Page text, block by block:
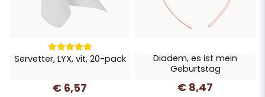
Servetter, LYX, vit, 20-pack
€ 6,57
Diadem, es ist mein
Geburtstag
€ 8,47